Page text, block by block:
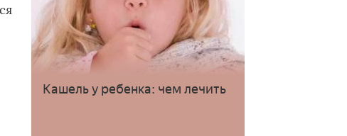
Кашель у ребенка: чем лечить